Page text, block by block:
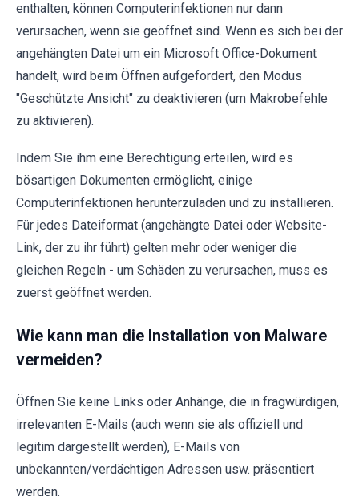
enthalten, können Computerinfektionen nur dann
verursachen, wenn sie geöffnet sind. Wenn es sich bei der
angehängten Datei um ein Microsoft Office-Dokument
handelt, wird beim Öffnen aufgefordert, den Modus
"Geschützte Ansicht" zu deaktivieren (um Makrobefehle
zu aktivieren).
Indem Sie ihm eine Berechtigung erteilen, wird es
bösartigen Dokumenten ermöglicht, einige
Computerinfektionen herunterzuladen und zu installieren.
Für jedes Dateiformat (angehängte Datei oder Website-
Link, der zu ihr führt) gelten mehr oder weniger die
gleichen Regeln - um Schäden zu verursachen, muss es
zuerst geöffnet werden.
Wie kann man die Installation von Malware
vermeiden?
Öffnen Sie keine Links oder Anhänge, die in fragwürdigen,
irrelevanten E-Mails (auch wenn sie als offiziell und
legitim dargestellt werden), E-Mails von
unbekannten/verdächtigen Adressen usw. präsentiert
werden.